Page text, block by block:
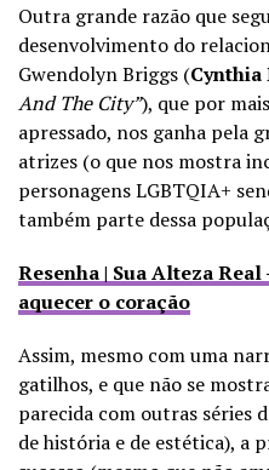
Outra grande razão que
desenvolvimento do
Gwendolyn Briggs (
And The City”), que por
apressado, nos ganha pela
atrizes (o que nos mostra
personagens LGBTQIA+
também parte dessa
Resenha | Sua Alteza
aquecer o coração
Assim, mesmo com uma
gatilhos, e que não se
parecida com outras séries
de história e de estética), a